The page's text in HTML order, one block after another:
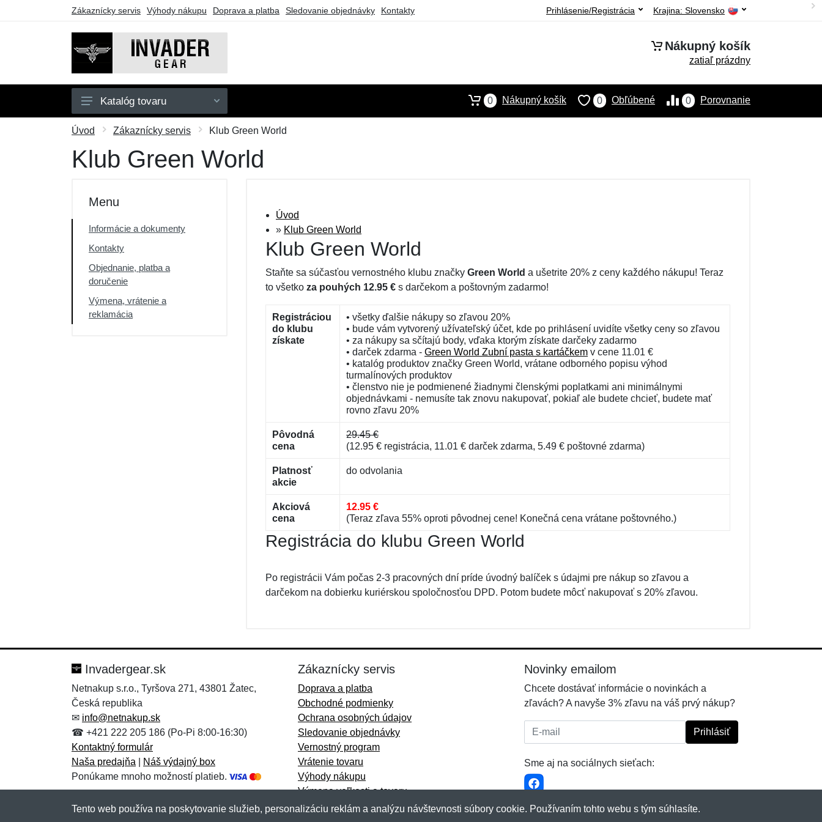
Zákaznícky servis Výhody nákupu Doprava a platba Sledovanie objednávky Kontakty Krajina: Slovensko
Prihlásenie/Registrácia
Nákupný košík
zatiaľ prázdny
Pánske
Doplnky
Katalóg tovaru 0 Porovnanie
0 Obľúbené
0 Nákupný košík
Úvod Zákaznícky servis Klub Green World
Klub Green World
Menu
Informácie a dokumenty
Kontakty
Objednanie, platba a
doručenie
Výmena, vrátenie a
reklamácia
Úvod
» Klub Green World
Klub Green World
Staňte sa súčasťou vernostného klubu značky Green World a ušetrite 20% z ceny každého nákupu! Teraz
to všetko za pouhých 12.95 € s darčekom a poštovným zadarmo!
Registráciou
do klubu
získate
• všetky ďalšie nákupy so zľavou 20%
• bude vám vytvorený užívateľský účet, kde po prihlásení uvidíte všetky ceny so zľavou
• za nákupy sa sčítajú body, vďaka ktorým získate darčeky zadarmo
• darček zdarma - Green World Zubní pasta s kartáčkem v cene 11.01 €
• katalóg produktov značky Green World, vrátane odborného popisu výhod
turmalínových produktov
• členstvo nie je podmienené žiadnymi členskými poplatkami ani minimálnymi
objednávkami - nemusíte tak znovu nakupovať, pokiaľ ale budete chcieť, budete mať
rovno zľavu 20%
Pôvodná
cena
29.45 €
(12.95 € registrácia, 11.01 € darček zdarma, 5.49 € poštovné zdarma)
Platnosť
akcie
do odvolania
Akciová
cena
12.95 €
(Teraz zľava 55% oproti pôvodnej cene! Konečná cena vrátane poštovného.)
Registrácia do klubu Green World
Po registrácii Vám počas 2-3 pracovných dní príde úvodný balíček s údajmi pre nákup so zľavou a
darčekom na dobierku kuriérskou spoločnosťou DPD. Potom budete môcť nakupovať s 20% zľavou.
Invadergear.sk
Netnakup s.r.o., Tyršova 271, 43801 Žatec,
Česká republika
✉ info@netnakup.sk
☎ +421 222 205 186 (Po-Pi 8:00-16:30)
Kontaktný formulár
Naša predajňa
Náš výdajný box
Ponúkame mnoho možností platieb.
Zákaznícky servis
Doprava a platba
Obchodné podmienky
Ochrana osobných údajov
Sledovanie objednávky
Vernostný program
Vrátenie tovaru
Výhody nákupu
Výmena veľkosti a tovaru
Viac informácií...
Novinky emailom
Chcete dostávať informácie o novinkách a
zľavách? A navyše 3% zľavu na váš prvý nákup?
E-mail: Prihlásiť
Sme aj na sociálnych sieťach:
Tento web používa na poskytovanie služieb, personalizáciu reklám a analýzu návštevnosti súbory cookie. Používaním tohto webu s tým súhlasíte.